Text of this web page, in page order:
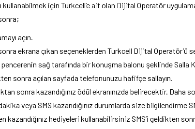
kullanabilmek için Turkcell’e ait olan Dijital Operatör
açın.
ekrana çıkan seçeneklerden Turkcell Dijital Operatör’ü
pencerenin sağ tarafında bir konuşma balonu şeklinde Salla
sonra açılan sayfada telefonunuzu hafifçe sallayın.
sonra kazandığınız ödül ekranınızda belirecektir.
veya SMS kazandığınız durumlarda size bilgilendirme
kazandığınız hediyeleri kullanabilirsiniz SMS’i geldikten